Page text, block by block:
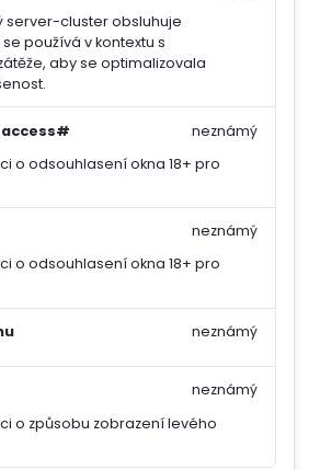
server-cluster obsluhuje
používá v kontextu s
aby se optimalizovala
o odsouhlasení okna 18+ pro
neznámý
o odsouhlasení okna 18+ pro
neznámý
neznámý
o způsobu zobrazení levého
neznámý